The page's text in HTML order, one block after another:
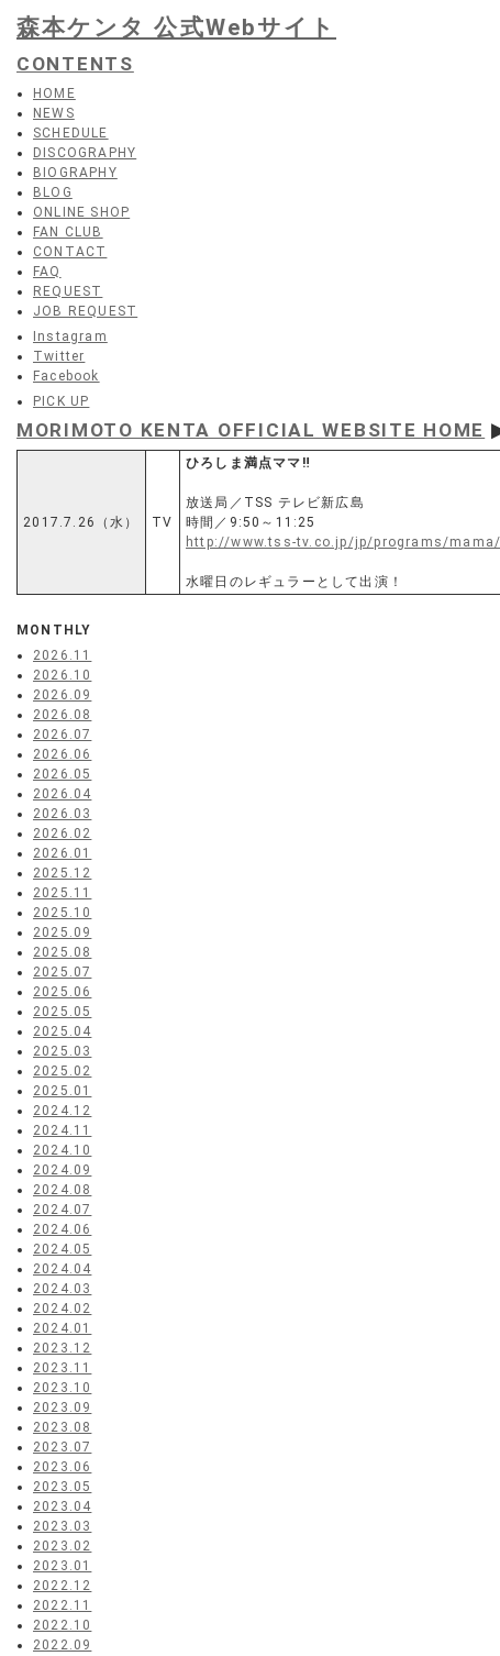
森本ケンタ 公式Webサイト
CONTENTS
HOME
NEWS
SCHEDULE
DISCOGRAPHY
BIOGRAPHY
BLOG
ONLINE SHOP
FAN CLUB
CONTACT
FAQ
REQUEST
JOB REQUEST
Instagram
Twitter
Facebook
PICK UP
MORIMOTO KENTA OFFICIAL WEBSITE HOME
2017.7.26（水） TV
ひろしま満点ママ‼
放送局／TSS テレビ新広島
時間／9:50～11:25
http://www.tss-tv.co.jp/jp/programs/mama/
水曜日のレギュラーとして出演！
MONTHLY
2026.11
2026.10
2026.09
2026.08
2026.07
2026.06
2026.05
2026.04
2026.03
2026.02
2026.01
2025.12
2025.11
2025.10
2025.09
2025.08
2025.07
2025.06
2025.05
2025.04
2025.03
2025.02
2025.01
2024.12
2024.11
2024.10
2024.09
2024.08
2024.07
2024.06
2024.05
2024.04
2024.03
2024.02
2024.01
2023.12
2023.11
2023.10
2023.09
2023.08
2023.07
2023.06
2023.05
2023.04
2023.03
2023.02
2023.01
2022.12
2022.11
2022.10
2022.09